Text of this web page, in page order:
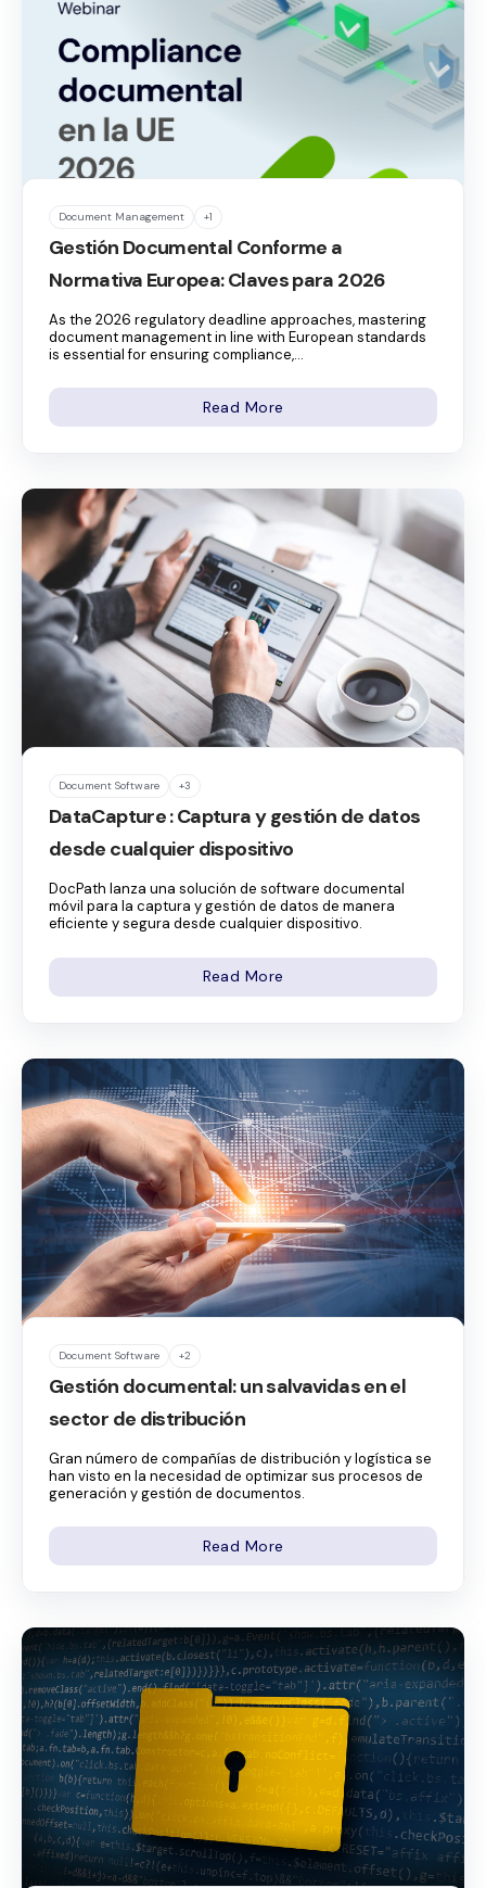
Document Management +1
Gestión Documental Conforme a
Normativa Europea: Claves para 2026
As the 2026 regulatory deadline approaches, mastering
document management in line with European standards
is essential for ensuring compliance,...
Read More
Document Software +3
DataCapture : Captura y gestión de datos
desde cualquier dispositivo
DocPath lanza una solución de software documental
móvil para la captura y gestión de datos de manera
eficiente y segura desde cualquier dispositivo.
Read More
Document Software +2
Gestión documental: un salvavidas en el
sector de distribución
Gran número de compañías de distribución y logística se
han visto en la necesidad de optimizar sus procesos de
generación y gestión de documentos.
Read More